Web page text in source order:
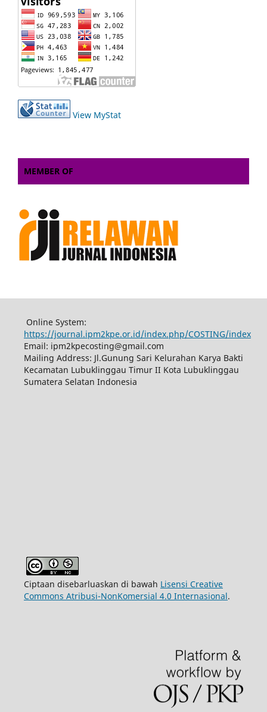
View MyStat
MEMBER OF
Online System:
https://journal.ipm2kpe.or.id/index.php/COSTING/index
Email: ipm2kpecosting@gmail.com
Mailing Address: Jl.Gunung Sari Kelurahan Karya Bakti
Kecamatan Lubuklinggau Timur II Kota Lubuklinggau
Sumatera Selatan Indonesia
Ciptaan disebarluaskan di bawah Lisensi Creative
Commons Atribusi-NonKomersial 4.0 Internasional.